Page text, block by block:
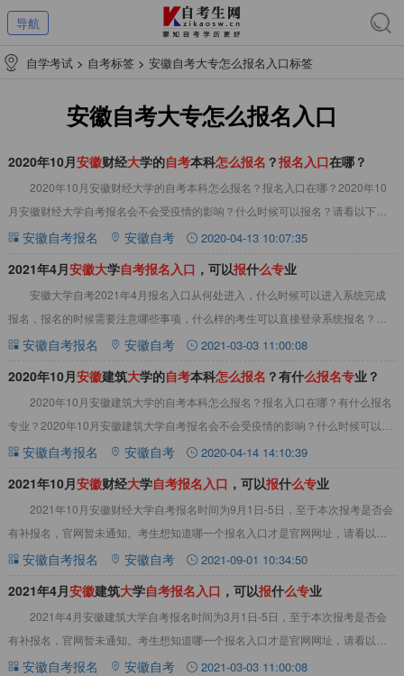
导航
自学考试 > 自考标签 > 安徽自考大专怎么报名入口标签
安徽自考大专怎么报名入口
2020年10月安徽财经大学的自考本科怎么报名 ？报名入口在哪？
2020年10月安徽财经大学的自考本科怎么报名？报名入口在哪？2020年10
月安徽财经大学自考报名会不会受疫情的影响？什么时候可以报名？请看以下内
容。&nbsp;2020年10月安
安徽自考报名 安徽自考 2020-04-13 10:07:35
2021年4月安徽大学自考报名入口 ，可以报什么专业
安徽大学自考2021年4月报名入口从何处进入，什么时候可以进入系统完成
报名，报名的时候需要注意哪些事项，什么样的考生可以直接登录系统报名？详
情请看以下文章内容。一、2021年4月安
安徽自考报名 安徽自考 2021-03-03 11:00:08
2020年10月安徽建筑大学的自考本科怎么报名 ？有什么报名专业？
2020年10月安徽建筑大学的自考本科怎么报名？报名入口在哪？有什么报名
专业？2020年10月安徽建筑大学自考报名会不会受疫情的影响？什么时候可以报
名？请看以下内容。&nbsp;2
安徽自考报名 安徽自考 2020-04-14 14:10:39
2021年10月安徽财经大学自考报名入口 ，可以报什么专业
2021年10月安徽财经大学自考报名时间为9月1日-5日，至于本次报考是否会
有补报名，官网暂未通知。考生想知道哪一个报名入口才是官网网址，请看以下
文章内容。2021年10月安徽财经
安徽自考报名 安徽自考 2021-09-01 10:34:50
2021年4月安徽建筑大学自考报名入口 ，可以报什么专业
2021年4月安徽建筑大学自考报名时间为3月1日-5日，至于本次报考是否会
有补报名，官网暂未通知。考生想知道哪一个报名入口才是官网网址，请看以下
文章内容。一、2021年4月安徽建筑
安徽自考报名 安徽自考 2021-03-03 11:00:08